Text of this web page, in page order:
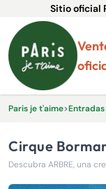
Sitio oficial
Venta de entradas
Paris je t'aime>Entradas
Cirque
Descubra ARBRE, una